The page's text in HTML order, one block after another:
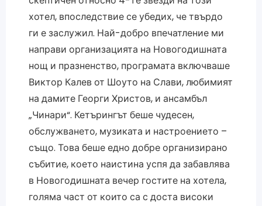
хотел, впоследствие се убедих, че твърдо
ги е заслужил. Най-добро впечатление ми
направи организацията на Новогодишната
нощ и празненство, програмата включваше
Виктор Калев от Шоуто на Слави, любимият
на дамите Георги Христов, и ансамбъл
„Чинари“. Кетърингът беше чудесен,
обслужването, музиката и настроението –
също. Това беше едно добре организирано
събитие, което наистина успя да забавлява
в Новогодишната вечер гостите на хотела,
голяма част от които са с доста високи